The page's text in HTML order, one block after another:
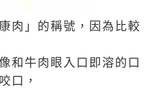
肉」的稱號，因為比較
和牛肉眼入口即溶的口
口，